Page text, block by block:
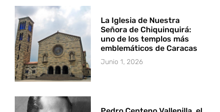
La Iglesia de Nuestra
Señora de Chiquinquirá:
uno de los templos más
emblemáticos de Caracas
Junio 1, 2026